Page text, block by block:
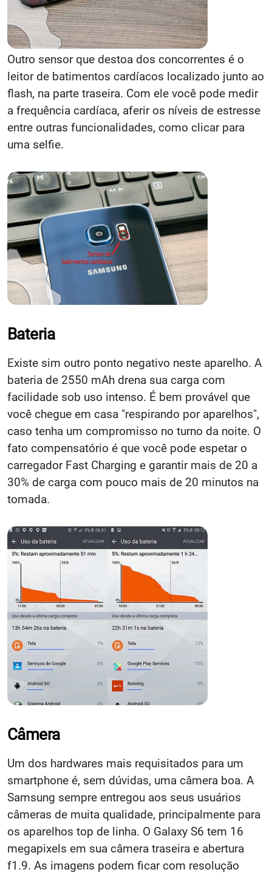
Outro sensor que destoa dos concorrentes é o
leitor de batimentos cardíacos localizado junto ao
flash, na parte traseira. Com ele você pode medir
a frequência cardíaca, aferir os níveis de estresse
entre outras funcionalidades, como clicar para
uma selfie.
Bateria
Existe sim outro ponto negativo neste aparelho. A
bateria de 2550 mAh drena sua carga com
facilidade sob uso intenso. É bem provável que
você chegue em casa "respirando por aparelhos",
caso tenha um compromisso no turno da noite. O
fato compensatório é que você pode espetar o
carregador Fast Charging e garantir mais de 20 a
30% de carga com pouco mais de 20 minutos na
tomada.
Câmera
Um dos hardwares mais requisitados para um
smartphone é, sem dúvidas, uma câmera boa. A
Samsung sempre entregou aos seus usuários
câmeras de muita qualidade, principalmente para
os aparelhos top de linha. O Galaxy S6 tem 16
megapixels em sua câmera traseira e abertura
f1.9. As imagens podem ficar com resolução